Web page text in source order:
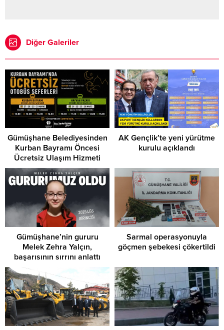
Diğer Galeriler
Gümüşhane Belediyesinden
Kurban Bayramı Öncesi
Ücretsiz Ulaşım Hizmeti
AK Gençlik’te yeni yürütme
kurulu açıklandı
Gümüşhane’nin gururu
Melek Zehra Yalçın,
başarısının sırrını anlattı
Sarmal operasyonuyla
göçmen şebekesi çökertildi